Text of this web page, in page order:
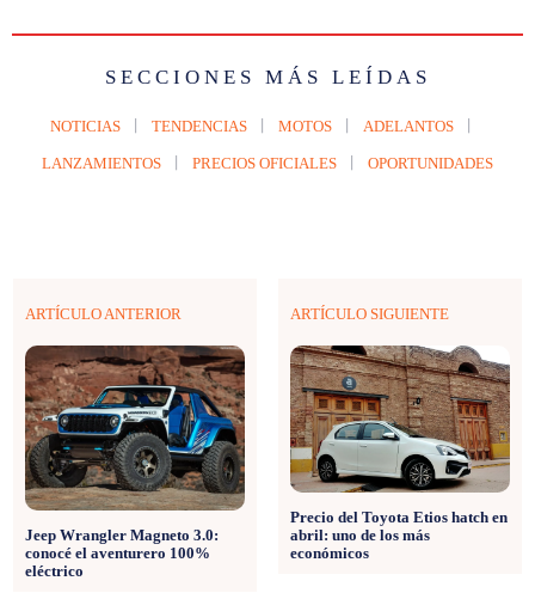
SECCIONES MÁS LEÍDAS
NOTICIAS TENDENCIAS MOTOS ADELANTOS
LANZAMIENTOS PRECIOS OFICIALES OPORTUNIDADES
ARTÍCULO ANTERIOR
Jeep Wrangler Magneto 3.0:
conocé el aventurero 100%
eléctrico
ARTÍCULO SIGUIENTE
Precio del Toyota Etios hatch en
abril: uno de los más
económicos